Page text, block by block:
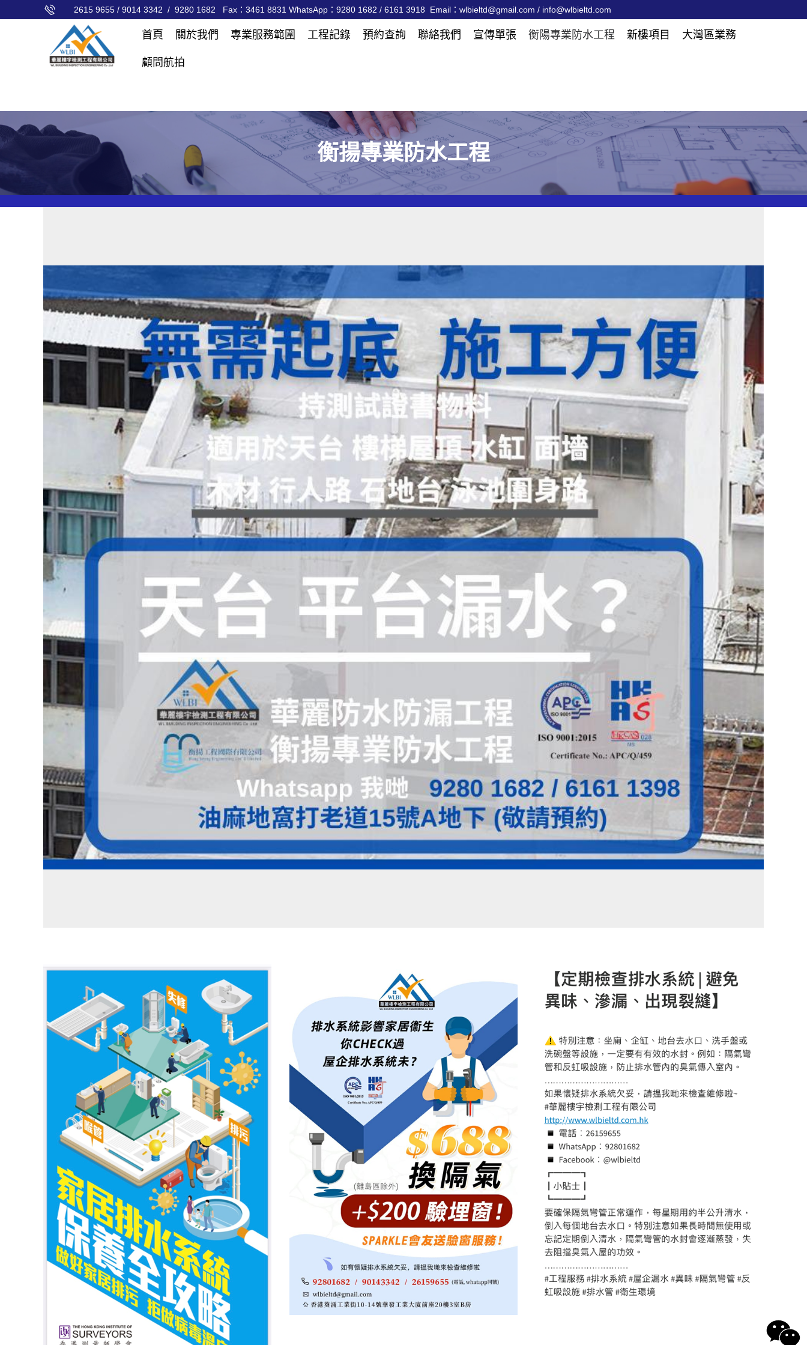
2615 9655 / 9014 3342 / 9280 1682 Fax：3461 8831 WhatsApp：9280 1682 / 6161 3918 Email：wlbieltd@gmail.com / info@wlbieltd.com
首頁 關於我們 專業服務範圍 工程記錄 預約查詢 聯絡我們 宣傳單張 衡陽專業防水工程 新樓項目 大灣區業務
顧問航拍
衡揚專業防水工程